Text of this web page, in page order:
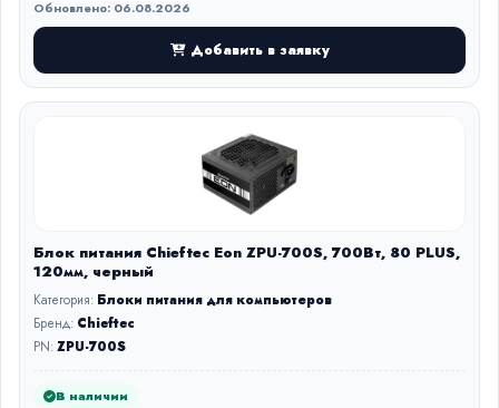
Обновлено: 06.08.2026
Добавить в заявку
Блок питания Chieftec Eon ZPU-700S, 700Вт, 80 PLUS,
120мм, черный
Категория: Блоки питания для компьютеров
Бренд: Chieftec
PN:ZPU-700S
В наличии